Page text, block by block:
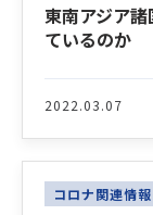
東南アジア
ているのか
2022.03.07
コロナ関連情報